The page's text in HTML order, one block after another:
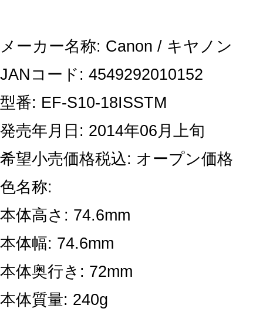
メーカー名称: Canon / キヤノン
JANコード: 4549292010152
型番: EF-S10-18ISSTM
発売年月日: 2014年06月上旬
希望小売価格税込: オープン価格
色名称:
本体高さ: 74.6mm
本体幅: 74.6mm
本体奥行き: 72mm
本体質量: 240g